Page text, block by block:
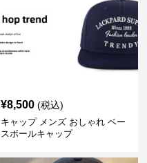
¥8,500 (税込)
キャップ メンズ おしゃれ ベー
スボールキャップ